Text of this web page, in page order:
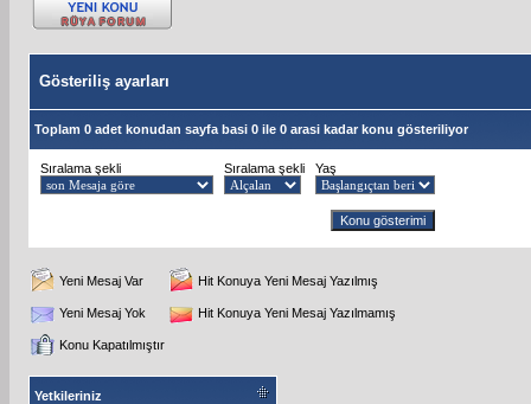
Gösteriliş ayarları
Toplam 0 adet konudan sayfa basi 0 ile 0 arasi kadar konu gösteriliyor
Sıralama şekli Sıralama şekli Yaş
Yeni Mesaj Var Hit Konuya Yeni Mesaj Yazılmış
Yeni Mesaj Yok Hit Konuya Yeni Mesaj Yazılmamış
Konu Kapatılmıştır
Yetkileriniz